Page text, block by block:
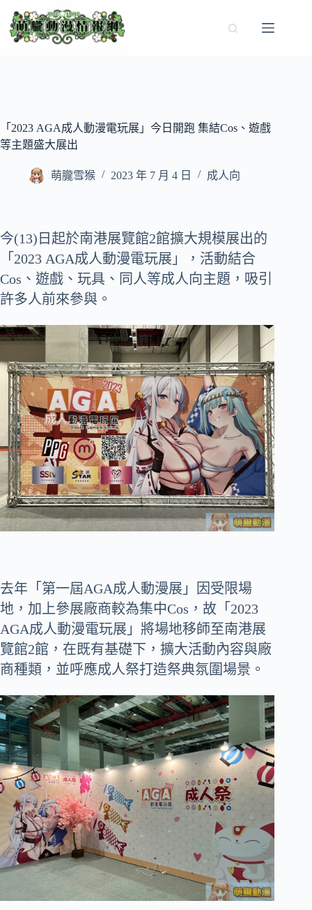
至
「2023 AGA成人動漫電玩展」今日開跑 集結Cos、遊戲
等主題盛大展出
萌朧雪猴 2023 年 7 月 4 日 成人向
今(13)日起於南港展覽館2館擴大規模展出的
「2023 AGA成人動漫電玩展」，活動結合
Cos、遊戲、玩具、同人等成人向主題，吸引
許多人前來參與。
去年「第一屆AGA成人動漫展」因受限場
地，加上參展廠商較為集中Cos，故「2023
AGA成人動漫電玩展」將場地移師至南港展
覽館2館，在既有基礎下，擴大活動內容與廠
商種類，並呼應成人祭打造祭典氛圍場景。